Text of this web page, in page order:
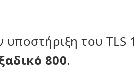
υποστήριξη του TLS
800.